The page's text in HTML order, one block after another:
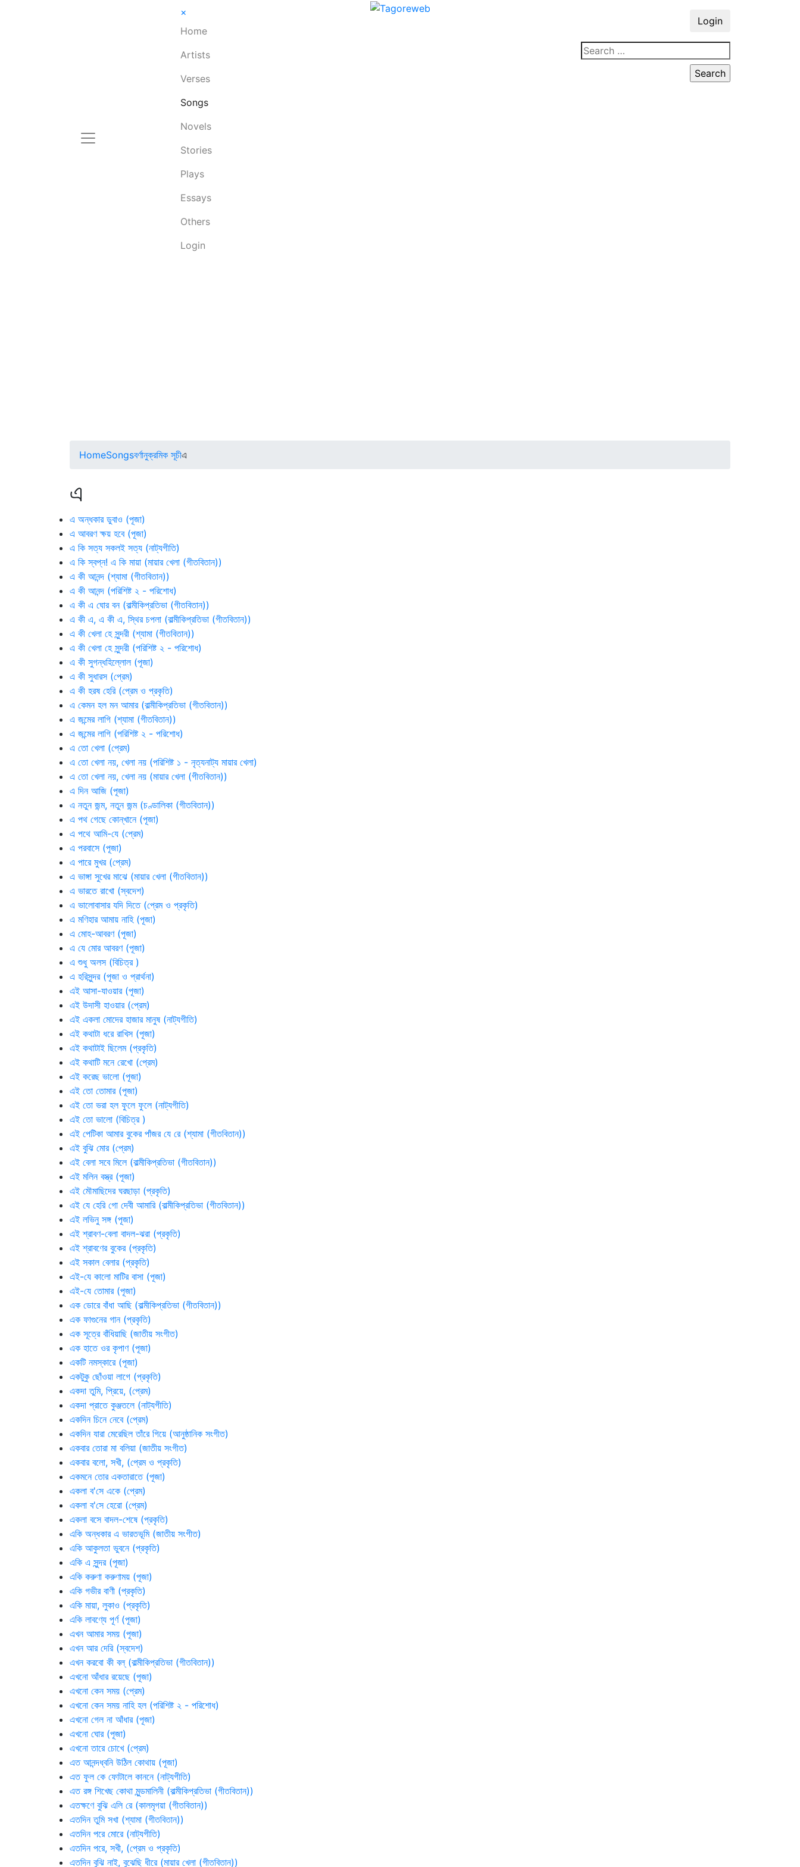
×
Home
Artists
Verses
Songs
Novels
Stories
Plays
Essays
Others
Login
Login
HomeSongsবর্ণানুক্রমিক সূচীএ
এ
এ অন্ধকার ডুবাও (পূজা)
এ আবরণ ক্ষয় হবে (পূজা)
এ কি সত্য সকলই সত্য (নাট্যগীতি)
এ কি স্বপ্ন! এ কি মায়া (মায়ার খেলা (গীতবিতান))
এ কী আনন্দ (শ্যামা (গীতবিতান))
এ কী আনন্দ (পরিশিষ্ট ২ - পরিশোধ)
এ কী এ ঘোর বন (বাল্মীকিপ্রতিভা (গীতবিতান))
এ কী এ, এ কী এ, স্থির চপলা (বাল্মীকিপ্রতিভা (গীতবিতান))
এ কী খেলা হে সুন্দরী (শ্যামা (গীতবিতান))
এ কী খেলা হে সুন্দরী (পরিশিষ্ট ২ - পরিশোধ)
এ কী সুগন্ধহিল্লোল (পূজা)
এ কী সুধারস (প্রেম)
এ কী হরষ হেরি (প্রেম ও প্রকৃতি)
এ কেমন হল মন আমার (বাল্মীকিপ্রতিভা (গীতবিতান))
এ জন্মের লাগি (শ্যামা (গীতবিতান))
এ জন্মের লাগি (পরিশিষ্ট ২ - পরিশোধ)
এ তো খেলা (প্রেম)
এ তো খেলা নয়, খেলা নয় (পরিশিষ্ট ১ - নৃত্যনাট্য মায়ার খেলা)
এ তো খেলা নয়, খেলা নয় (মায়ার খেলা (গীতবিতান))
এ দিন আজি (পূজা)
এ নতুন জন্ম, নতুন জন্ম (চণ্ডালিকা (গীতবিতান))
এ পথ গেছে কোন্‌খানে (পূজা)
এ পথে আমি-যে (প্রেম)
এ পরবাসে (পূজা)
এ পারে মুখর (প্রেম)
এ ভাঙ্গা সুখের মাঝে (মায়ার খেলা (গীতবিতান))
এ ভারতে রাখো (স্বদেশ)
এ ভালোবাসার যদি দিতে (প্রেম ও প্রকৃতি)
এ মণিহার আমায় নাহি (পূজা)
এ মোহ-আবরণ (পূজা)
এ যে মোর আবরণ (পূজা)
এ শুধু অলস (বিচিত্র )
এ হরিসুন্দর (পূজা ও প্রার্থনা)
এই আসা-যাওয়ার (পূজা)
এই উদাসী হাওয়ার (প্রেম)
এই একলা মোদের হাজার মানুষ (নাট্যগীতি)
এই কথাটা ধরে রাখিস (পূজা)
এই কথাটাই ছিলেম (প্রকৃতি)
এই কথাটি মনে রেখো (প্রেম)
এই করেছ ভালো (পূজা)
এই তো তোমার (পূজা)
এই তো ভরা হল ফুলে ফুলে (নাট্যগীতি)
এই তো ভালো (বিচিত্র )
এই পেটিকা আমার বুকের পাঁজর যে রে (শ্যামা (গীতবিতান))
এই বুঝি মোর (প্রেম)
এই বেলা সবে মিলে (বাল্মীকিপ্রতিভা (গীতবিতান))
এই মলিন বস্ত্র (পূজা)
এই মৌমাছিদের ঘরছাড়া (প্রকৃতি)
এই যে হেরি গো দেবী আমারি (বাল্মীকিপ্রতিভা (গীতবিতান))
এই লভিনু সঙ্গ (পূজা)
এই শ্রাবণ-বেলা বাদল-ঝরা (প্রকৃতি)
এই শ্রাবণের বুকের (প্রকৃতি)
এই সকাল বেলার (প্রকৃতি)
এই-যে কালো মাটির বাসা (পূজা)
এই-যে তোমার (পূজা)
এক ডোরে বাঁধা আছি (বাল্মীকিপ্রতিভা (গীতবিতান))
এক ফাগুনের গান (প্রকৃতি)
এক সূত্রে বাঁধিয়াছি (জাতীয় সংগীত)
এক হাতে ওর কৃপাণ (পূজা)
একটি নমস্কারে (পূজা)
একটুকু ছোঁওয়া লাগে (প্রকৃতি)
একদা তুমি, প্রিয়ে, (প্রেম)
একদা প্রাতে কুঞ্জতলে (নাট্যগীতি)
একদিন চিনে নেবে (প্রেম)
একদিন যারা মেরেছিল তাঁরে গিয়ে (আনুষ্ঠানিক সংগীত)
একবার তোরা মা বলিয়া (জাতীয় সংগীত)
একবার বলো, সখী, (প্রেম ও প্রকৃতি)
একমনে তোর একতারাতে (পূজা)
একলা ব'সে একে (প্রেম)
একলা ব'সে হেরো (প্রেম)
একলা বসে বাদল-শেষে (প্রকৃতি)
একি অন্ধকার এ ভারতভূমি (জাতীয় সংগীত)
একি আকুলতা ভুবনে (প্রকৃতি)
একি এ সুন্দর (পূজা)
একি করুণা করুণাময় (পূজা)
একি গভীর বাণী (প্রকৃতি)
একি মায়া, লুকাও (প্রকৃতি)
একি লাবণ্যে পূর্ণ (পূজা)
এখন আমার সময় (পূজা)
এখন আর দেরি (স্বদেশ)
এখন করবো কী বল্ (বাল্মীকিপ্রতিভা (গীতবিতান))
এখনো আঁধার রয়েছে (পূজা)
এখনো কেন সময় (প্রেম)
এখনো কেন সময় নাহি হল (পরিশিষ্ট ২ - পরিশোধ)
এখনো গেল না আঁধার (পূজা)
এখনো ঘোর (পূজা)
এখনো তারে চোখে (প্রেম)
এত আনন্দধ্বনি উঠিল কোথায় (পূজা)
এত ফুল কে ফোটালে কাননে (নাট্যগীতি)
এত রঙ্গ শিখেছ কোথা মুন্ডমালিনী (বাল্মীকিপ্রতিভা (গীতবিতান))
এতক্ষণে বুঝি এলি রে (কালমৃগয়া (গীতবিতান))
এতদিন তুমি সখা (শ্যামা (গীতবিতান))
এতদিন পরে মোরে (নাট্যগীতি)
এতদিন পরে, সখী, (প্রেম ও প্রকৃতি)
এতদিন বুঝি নাই, বুঝেছি ধীরে (মায়ার খেলা (গীতবিতান))